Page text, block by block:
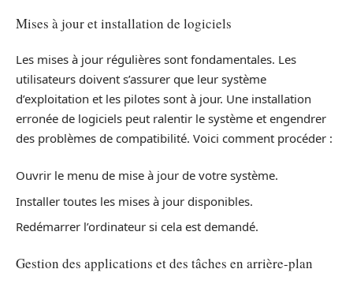
Mises à jour et installation de logiciels
Les mises à jour régulières sont fondamentales. Les
utilisateurs doivent s’assurer que leur système
d’exploitation et les pilotes sont à jour. Une installation
erronée de logiciels peut ralentir le système et engendrer
des problèmes de compatibilité. Voici comment procéder :
Ouvrir le menu de mise à jour de votre système.
Installer toutes les mises à jour disponibles.
Redémarrer l’ordinateur si cela est demandé.
Gestion des applications et des tâches en arrière-plan